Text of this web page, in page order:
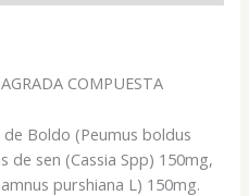
COMPUESTA
Boldo (Peumus boldus
de sen (Cassia Spp) 150mg,
purshiana L) 150mg.